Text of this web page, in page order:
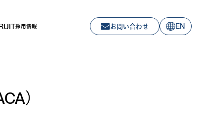
採用情報 お問い合わせ EN
）